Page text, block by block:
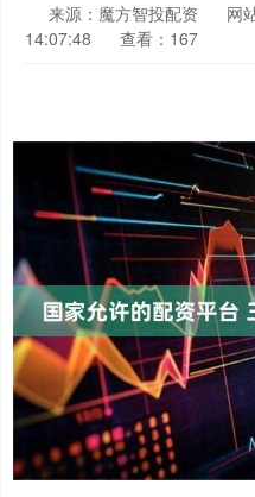
来源：魔方智投配资 网
14:07:48
查看：167